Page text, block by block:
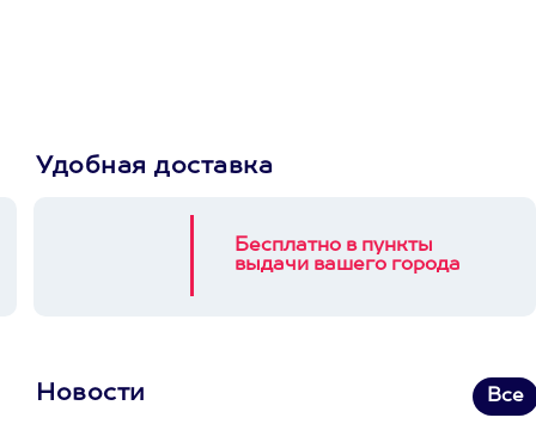
Удобная доставка
Бесплатно в пункты
выдачи вашего города
Новости Все